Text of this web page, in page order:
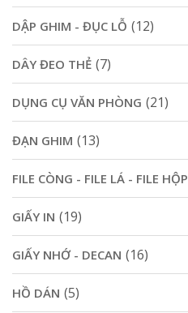
DẬP GHIM - ĐỤC LỖ (12)
DÂY ĐEO THẺ (7)
DỤNG CỤ VĂN PHÒNG (21)
ĐẠN GHIM (13)
FILE CÒNG - FILE LÁ - FILE HỘP
GIẤY IN (19)
GIẤY NHỚ - DECAN (16)
HỒ DÁN (5)